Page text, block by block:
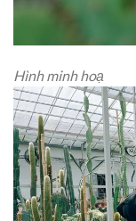
Hình minh hoạ